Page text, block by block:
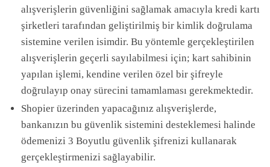
alışverişlerin güvenliğini sağlamak amacıyla kredi kartı
şirketleri tarafından geliştirilmiş bir kimlik doğrulama
sistemine verilen isimdir. Bu yöntemle gerçekleştirilen
alışverişlerin geçerli sayılabilmesi için; kart sahibinin
yapılan işlemi, kendine verilen özel bir şifreyle
doğrulayıp onay sürecini tamamlaması gerekmektedir.
Shopier üzerinden yapacağınız alışverişlerde,
bankanızın bu güvenlik sistemini desteklemesi halinde
ödemenizi 3 Boyutlu güvenlik şifrenizi kullanarak
gerçekleştirmenizi sağlayabilir.